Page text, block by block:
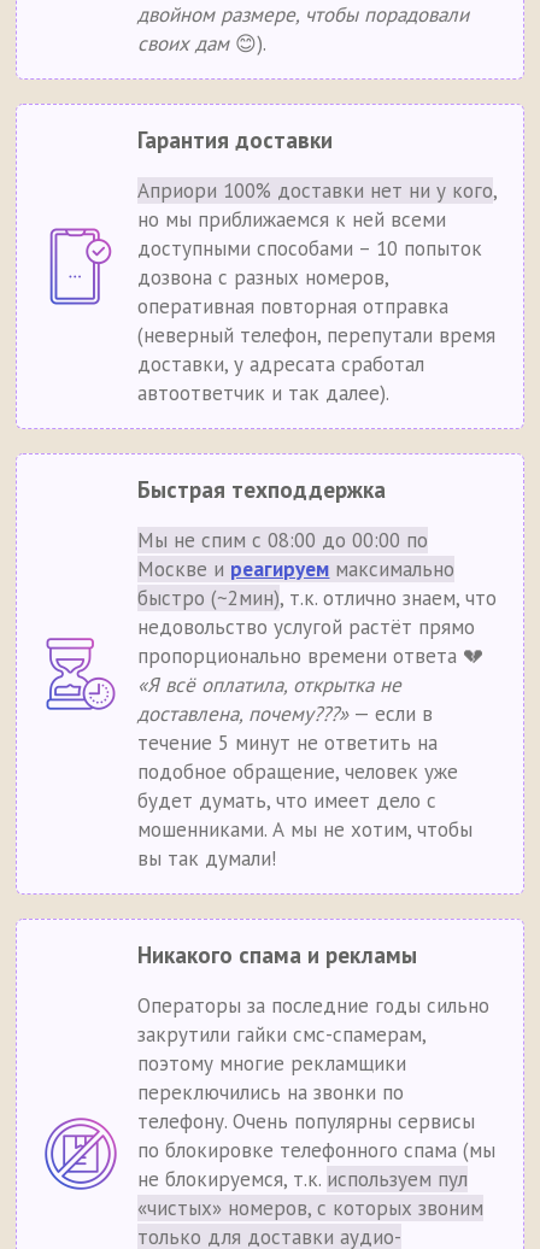
двойном размере, чтобы порадовали
своих дам😊).
Гарантия доставки
Априори 100% доставки нет ни у кого,
но мы приближаемся к ней всеми
доступными способами – 10 попыток
дозвона с разных номеров,
оперативная повторная отправка
(неверный телефон, перепутали время
доставки, у адресата сработал
автоответчик и так далее).
Быстрая техподдержка
Мы не спим с 08:00 до 00:00 по
Москве и реагируем максимально
быстро (~2мин), т.к. отлично знаем, что
недовольство услугой растёт прямо
пропорционально времени ответа 💔
«Я всё оплатила, открытка не
доставлена, почему???»— если в
течение 5 минут не ответить на
подобное обращение, человек уже
будет думать, что имеет дело с
мошенниками. А мы не хотим, чтобы
вы так думали!
Никакого спама и рекламы
Операторы за последние годы сильно
закрутили гайки смс-спамерам,
поэтому многие рекламщики
переключились на звонки по
телефону. Очень популярны сервисы
по блокировке телефонного спама (мы
не блокируемся, т.к. используем пул
«чистых» номеров, с которых звоним
только для доставки аудио-